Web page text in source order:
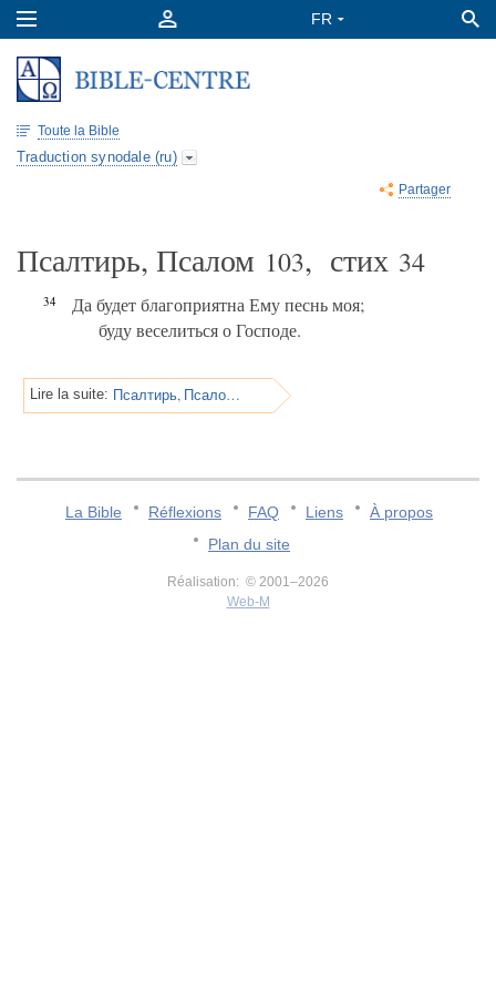
Toute la Bible
Traduction synodale (ru)
Partager
Псалтирь, Псалом 103, стих 34
34
Да будет благоприятна Ему песнь моя;
буду веселиться о Господе.
Lire la suite: Псалтирь, Псалом 103
La Bible Réflexions FAQ Liens
À propos
Plan du site
Réalisation: © 2001–2026
Web-M